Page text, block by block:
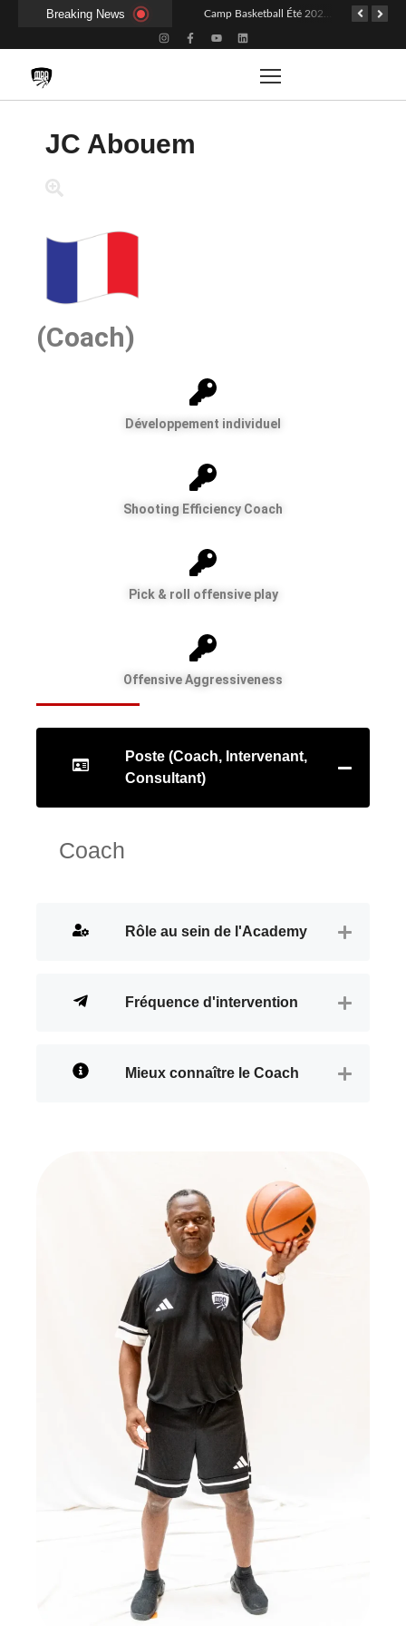
Breaking News
JC Abouem
(Coach)
Développement individuel
Shooting Efficiency Coach
Pick & roll offensive play
Offensive Aggressiveness
Poste (Coach, Intervenant,
Consultant)
Coach
Rôle au sein de l'Academy
Fréquence d'intervention
Mieux connaître le Coach